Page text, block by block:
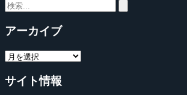
アーカイブ
サイト情報